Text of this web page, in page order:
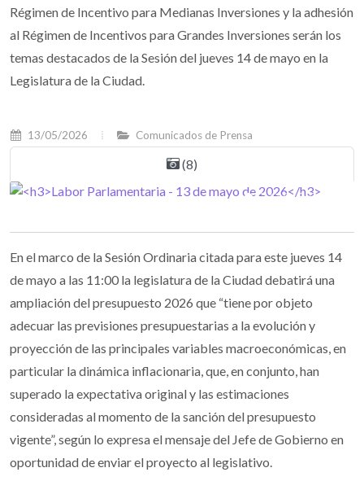
Régimen de Incentivo para Medianas Inversiones y la adhesión
al Régimen de Incentivos para Grandes Inversiones serán los
temas destacados de la Sesión del jueves 14 de mayo en la
Legislatura de la Ciudad.
13/05/2026 Comunicados de Prensa
(8)
En el marco de la Sesión Ordinaria citada para este jueves 14
de mayo a las 11:00 la legislatura de la Ciudad debatirá una
ampliación del presupuesto 2026 que “tiene por objeto
adecuar las previsiones presupuestarias a la evolución y
proyección de las principales variables macroeconómicas, en
particular la dinámica inflacionaria, que, en conjunto, han
superado la expectativa original y las estimaciones
consideradas al momento de la sanción del presupuesto
vigente”, según lo expresa el mensaje del Jefe de Gobierno en
oportunidad de enviar el proyecto al legislativo.